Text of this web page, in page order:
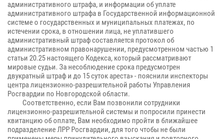
административного штрафа, и информации об уплате
административного штрафа в Государственной информационной
системе о государственных и муниципальных платежах, по
истечении срока, в отношении лица, не уплатившего
административный штраф составляется протокол об
административном правонарушении, предусмотренном частью 1
статьи 20.25 настоящего Кодекса, который рассматривают
мировые судьи. За несоблюдение срока предусмотрен
двукратный штраф и до 15 суток ареста» - пояснили инспекторы
центра лицензионно-разрешительной работы Управления
Росгвардии по Новгородской области.
Соответственно, если Вам позвонили сотрудники
лицензионно-разрешительной системы и попросили принести
квитанцию об оплате, Вам необходимо пройти в ближайшее
подразделение ЛРР Росгвардии, для того чтобы не были